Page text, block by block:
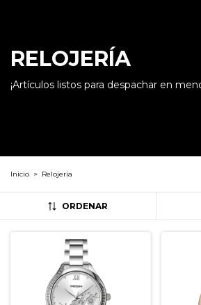
RELOJERÍA
¡Artículos listos para despachar en
Inicio > Relojería
ORDENAR